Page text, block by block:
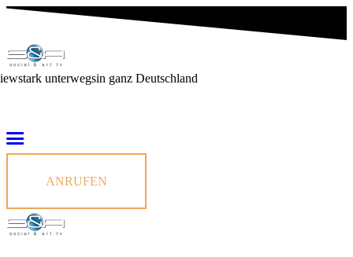
unterwegsin ganz Deutschland
ANRUFEN